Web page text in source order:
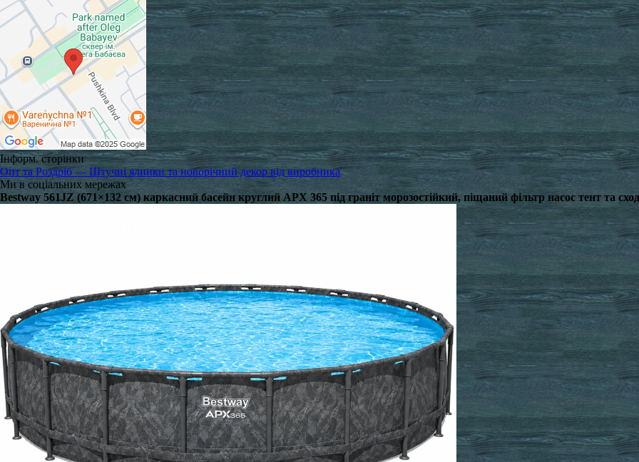
Інформ. сторінки
Опт та Роздріб — Штучні ялинки та новорічний декор від виробника
Ми в соціальних мережах
Bestway 561JZ (671×132 см) каркасний басейн круглий APX 365 під граніт морозостійкий, піщаний фільтр насос тент та